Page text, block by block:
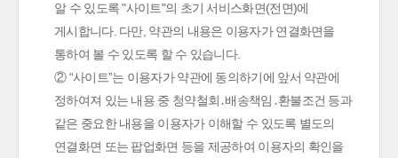
알 수 있도록 "사이트"의 초기 서비스화면(전면)에
게시합니다. 다만, 약관의 내용은 이용자가 연결화면을
통하여 볼 수 있도록 할 수 있습니다.
② “사이트”는 이용자가 약관에 동의하기에 앞서 약관에
정하여져 있는 내용 중 청약철회․배송책임․환불조건 등과
같은 중요한 내용을 이용자가 이해할 수 있도록 별도의
연결화면 또는 팝업화면 등을 제공하여 이용자의 확인을